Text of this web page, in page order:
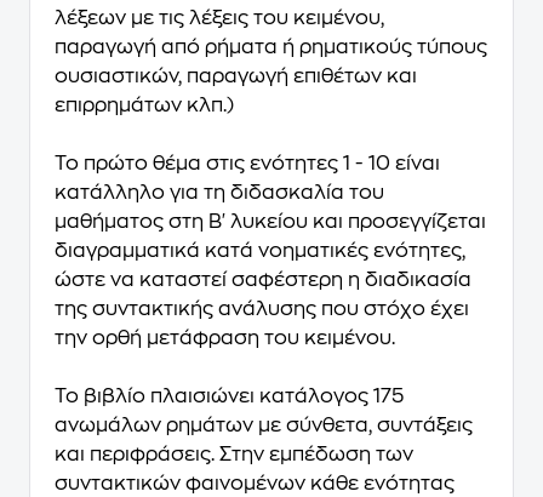
λέξεων με τις λέξεις του κειμένου,
παραγωγή από ρήματα ή ρηματικούς τύπους
ουσιαστικών, παραγωγή επιθέτων και
επιρρημάτων κλπ.)
Το πρώτο θέμα στις ενότητες 1 - 10 είναι
κατάλληλο για τη διδασκαλία του
μαθήματος στη Β' λυκείου και προσεγγίζεται
διαγραμματικά κατά νοηματικές ενότητες,
ώστε να καταστεί σαφέστερη η διαδικασία
της συντακτικής ανάλυσης που στόχο έχει
την ορθή μετάφραση του κειμένου.
Το βιβλίο πλαισιώνει κατάλογος 175
ανωμάλων ρημάτων με σύνθετα, συντάξεις
και περιφράσεις. Στην εμπέδωση των
συντακτικών φαινομένων κάθε ενότητας